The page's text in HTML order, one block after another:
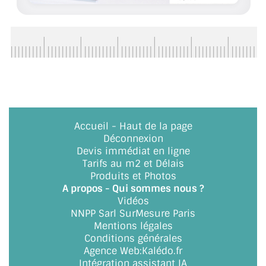
FIXATION GARDES CORPS
LE CATALOGUE ACCESSOIRES
(STROMBINOSCOPE)
ACCESSOIRES EN PROMOTIONS
EXEMPLES, RÉALISATIONS, INSPIRATIONS
COMMENT COUPER DU VERRE ?
Accueil - Haut de la page
Déconnexion
Devis immédiat en ligne
Tarifs au m2 et Délais
Produits et Photos
A propos - Qui sommes nous ?
Vidéos
NNPP Sarl SurMesure Paris
Mentions légales
Conditions générales
Agence Web:Kalédo.fr
Intégration assistant IA